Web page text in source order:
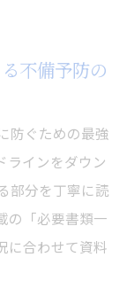
不備予防の
防ぐための最強
ラインをダウン
部分を丁寧に読
の「必要書類一
に合わせて資料